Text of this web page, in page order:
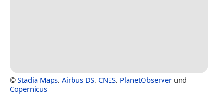
© Stadia Maps, Airbus DS, CNES, PlanetObserver und
Copernicus